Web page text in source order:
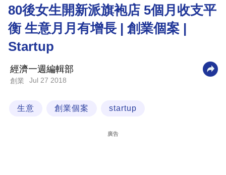
財
商
科
技
場
80後女生開新派旗袍店 5個月收支平
衡 生意月月有增長 | 創業個案 |
Startup
經濟一週編輯部
創業 Jul 27 2018
生意 創業個案 startup
廣告